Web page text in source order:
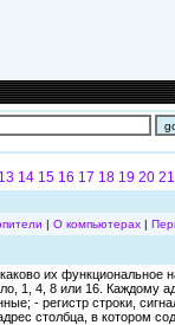
13 14 15 16 17 18 19 20 21
| О компьютерах |
их
1, 4, 8 или 16. Каждому
- регистр строки,
столбца, в котором